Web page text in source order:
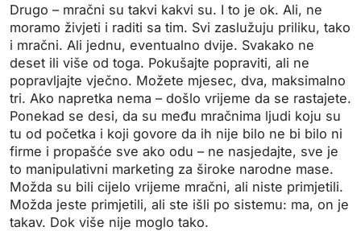
Drugo – mračni su takvi kakvi su. I to je ok. Ali, ne
moramo živjeti i raditi sa tim. Svi zaslužuju priliku, tako
i mračni. Ali jednu, eventualno dvije. Svakako ne
deset ili više od toga. Pokušajte popraviti, ali ne
popravljajte vječno. Možete mjesec, dva, maksimalno
tri. Ako napretka nema – došlo vrijeme da se rastajete.
Ponekad se desi, da su među mračnima ljudi koju su
tu od početka i koji govore da ih nije bilo ne bi bilo ni
firme i propašće sve ako odu – ne nasjedajte, sve je
to manipulativni marketing za široke narodne mase.
Možda su bili cijelo vrijeme mračni, ali niste primjetili.
Možda jeste primjetili, ali ste išli po sistemu: ma, on je
takav. Dok više nije moglo tako.